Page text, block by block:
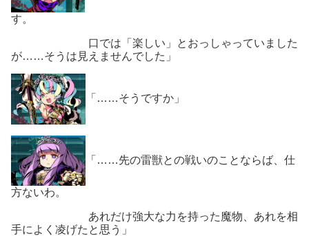
す。
口では「楽しい」とおっしゃっていました
が……そうは見えませんでした」
「……そうですか」
「……先の雷獣との戦いのことならば、仕
方ないわ。
あれだけ強大な力を持った魔物、あれを相
手によく凌げたと思う」